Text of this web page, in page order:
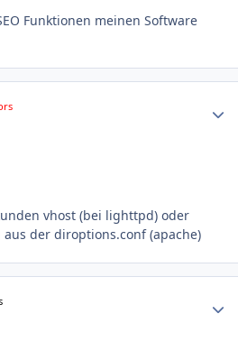
Funktionen meinen Software
vhost (bei lighttpd) oder
der diroptions.conf (apache)